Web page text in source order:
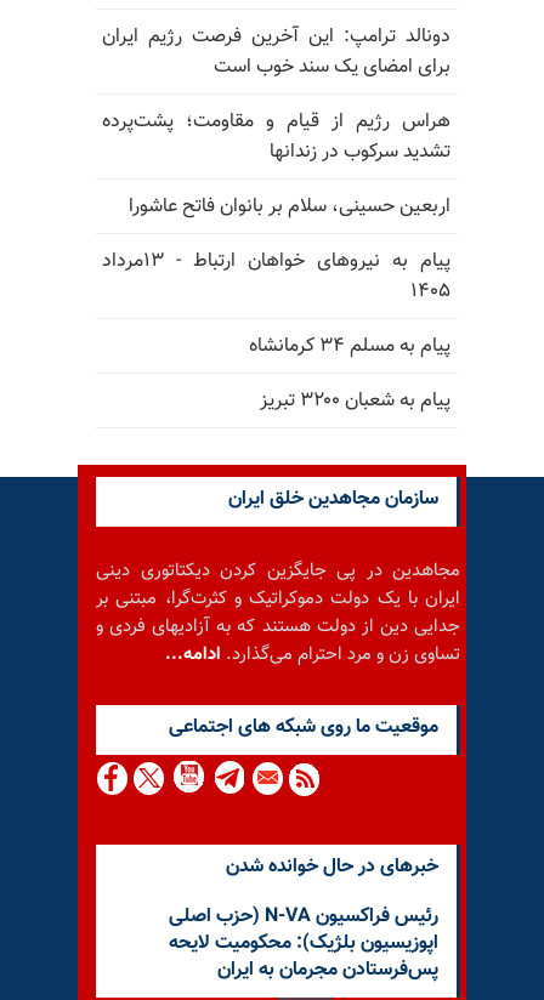
دونالد ترامپ: این آخرین فرصت رژیم ایران
برای امضای یک سند خوب است
هراس رژیم از قیام و مقاومت؛ پشت‌پرده
تشدید سرکوب در زندانها
اربعین حسینی، سلام بر بانوان فاتح عاشورا
پیام به نیروهای خواهان ارتباط - ۱۳مرداد
۱۴۰۵
پیام به مسلم ۳۴ کرمانشاه
پیام به شعبان ۳۲۰۰ تبریز
سازمان مجاهدین خلق ایران
مجاهدین در پی جایگزین کردن دیکتاتوری دینی
ایران با یک دولت دموکراتیک و کثرت‌گرا، مبتنی بر
جدایی دین از دولت هستند که به آزادیهای فردی و
تساوی زن و مرد احترام می‌گذارد. ادامه...
موقعيت ما روى شبكه هاى اجتماعى
خبرهای در حال خوانده شدن
رئیس فراکسیون N-VA (حزب اصلی
اپوزیسیون بلژیک): محکومیت لایحه
پس‌فرستادن مجرمان به ایران